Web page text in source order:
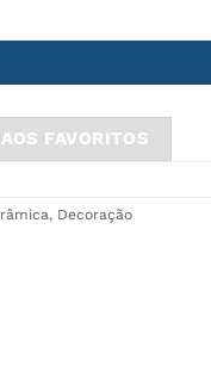
FAVORITOS
, Decoração